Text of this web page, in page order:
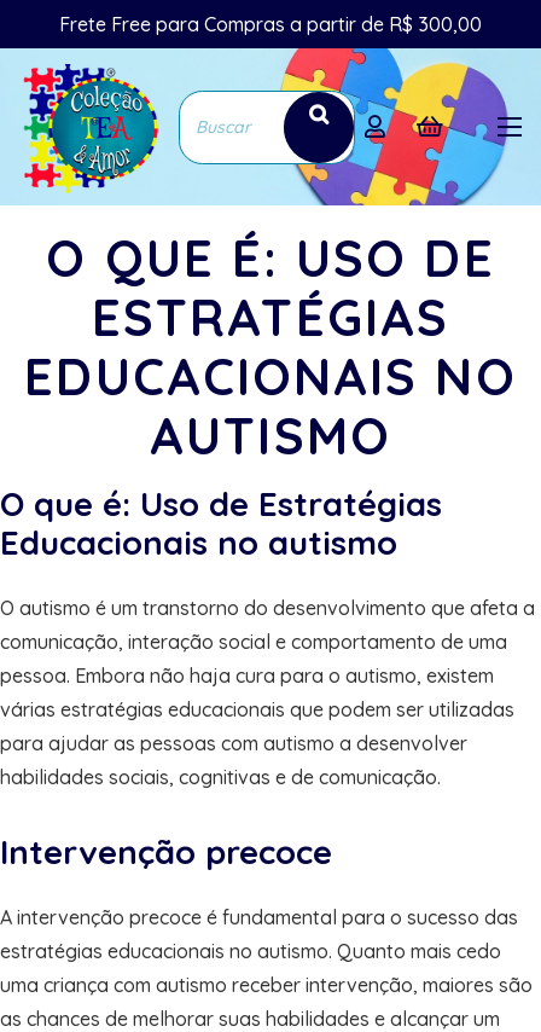
Frete Free para Compras a partir de R$ 300,00
O QUE É: USO DE
ESTRATÉGIAS
EDUCACIONAIS NO
AUTISMO
O que é: Uso de Estratégias
Educacionais no autismo
O autismo é um transtorno do desenvolvimento que afeta a
comunicação, interação social e comportamento de uma
pessoa. Embora não haja cura para o autismo, existem
várias estratégias educacionais que podem ser utilizadas
para ajudar as pessoas com autismo a desenvolver
habilidades sociais, cognitivas e de comunicação.
Intervenção precoce
A intervenção precoce é fundamental para o sucesso das
estratégias educacionais no autismo. Quanto mais cedo
uma criança com autismo receber intervenção, maiores são
as chances de melhorar suas habilidades e alcançar um